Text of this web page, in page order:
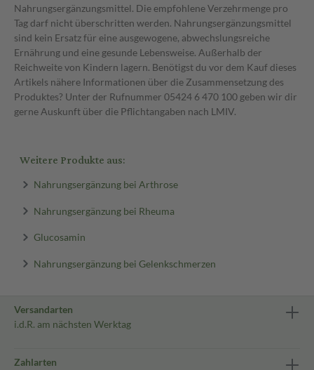
Nahrungsergänzungsmittel. Die empfohlene Verzehrmenge pro
Tag darf nicht überschritten werden. Nahrungsergänzungsmittel
sind kein Ersatz für eine ausgewogene, abwechslungsreiche
Ernährung und eine gesunde Lebensweise. Außerhalb der
Reichweite von Kindern lagern. Benötigst du vor dem Kauf dieses
Artikels nähere Informationen über die Zusammensetzung des
Produktes? Unter der Rufnummer 05424 6 470 100 geben wir dir
gerne Auskunft über die Pflichtangaben nach LMIV.
Weitere Produkte aus:
Nahrungsergänzung bei Arthrose
Nahrungsergänzung bei Rheuma
Glucosamin
Nahrungsergänzung bei Gelenkschmerzen
Versandarten
i.d.R. am nächsten Werktag
Zahlarten